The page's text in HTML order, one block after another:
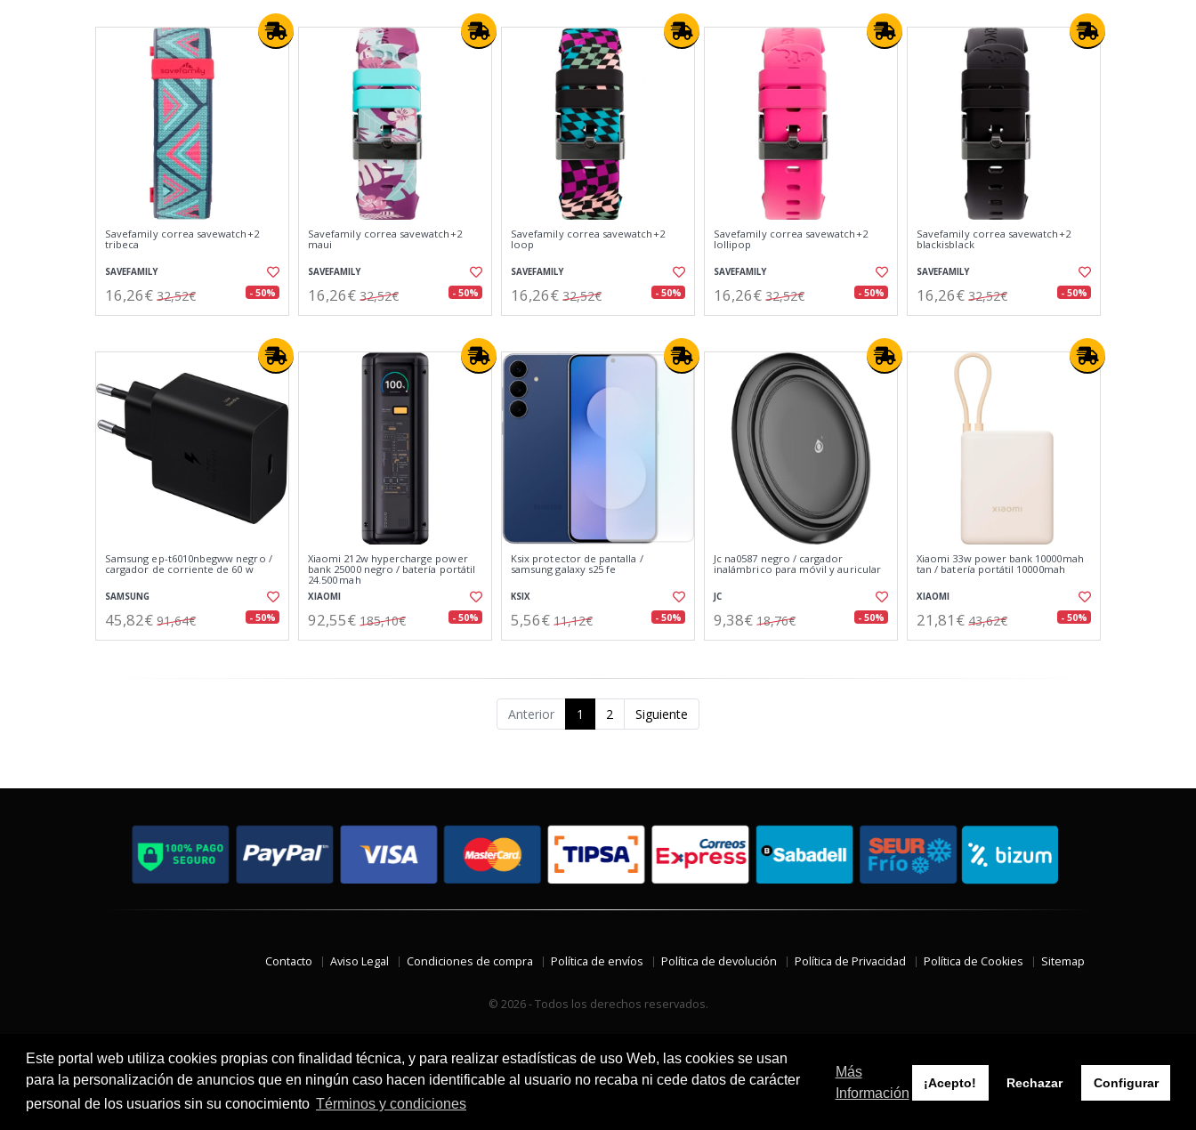
Este portal web utiliza cookies propias con finalidad técnica, y para realizar estadísticas de uso Web, las cookies se usan
para la personalización de anuncios que en ningún caso hacen identificable al usuario no recaba ni cede datos de carácter
personal de los usuarios sin su conocimiento Términos y condiciones
Más
Información
¡Acepto! Rechazar Configurar
Savefamily correa savewatch+2
tribeca
SAVEFAMILY
16,26€ 32,52€ - 50%
Savefamily correa savewatch+2
maui
SAVEFAMILY
16,26€ 32,52€ - 50%
Savefamily correa savewatch+2
loop
SAVEFAMILY
16,26€ 32,52€ - 50%
Savefamily correa savewatch+2
lollipop
SAVEFAMILY
16,26€ 32,52€ - 50%
Savefamily correa savewatch+2
blackisblack
SAVEFAMILY
16,26€ 32,52€ - 50%
Samsung ep-t6010nbegww negro /
cargador de corriente de 60 w
SAMSUNG
45,82€ 91,64€ - 50%
Xiaomi 212w hypercharge power
bank 25000 negro / batería portátil
24.500 mah
XIAOMI
92,55€ 185,10€ - 50%
Ksix protector de pantalla /
samsung galaxy s25 fe
KSIX
5,56€ 11,12€ - 50%
Jc na0587 negro / cargador
inalámbrico para móvil y auricular
JC
9,38€ 18,76€ - 50%
Xiaomi 33w power bank 10000mah
tan / batería portátil 10000mah
XIAOMI
21,81€ 43,62€ - 50%
Anterior 1 2 Siguiente
Contacto Aviso Legal Condiciones de compra Política de envíos Política de devolución Política de Privacidad Política de Cookies Sitemap
© 2026 - Todos los derechos reservados.